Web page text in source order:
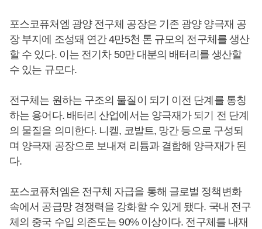
포스코퓨처엠 광양 전구체 공장은 기존 광양 양극재 공
장 부지에 조성돼 연간 4만5천 톤 규모의 전구체를 생산
할 수 있다. 이는 전기차 50만 대분의 배터리를 생산할
수 있는 규모다.
전구체는 원하는 구조의 물질이 되기 이전 단계를 통칭
하는 용어다. 배터리 산업에서는 양극재가 되기 전 단계
의 물질을 의미한다. 니켈, 코발트, 망간 등으로 구성되
며 양극재 공장으로 보내져 리튬과 결합해 양극재가 된
다.
포스코퓨처엠은 전구체 자급을 통해 글로벌 정책변화
속에서 공급망 경쟁력을 강화할 수 있게 됐다. 국내 전구
체의 중국 수입 의존도는 90% 이상이다. 전구체를 내재